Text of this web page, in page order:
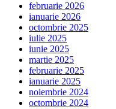
februarie 2026
ianuarie 2026
octombrie 2025
iulie 2025
iunie 2025
martie 2025
februarie 2025
ianuarie 2025
noiembrie 2024
octombrie 2024